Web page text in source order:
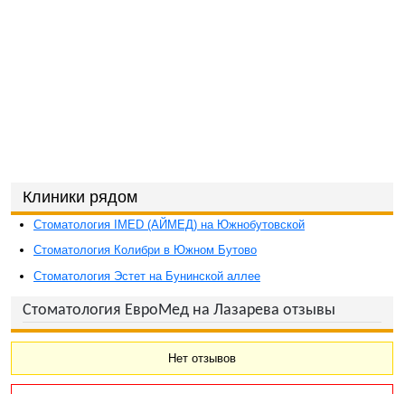
Клиники рядом
Стоматология IMED (АЙМЕД) на Южнобутовской
Стоматология Колибри в Южном Бутово
Стоматология Эстет на Бунинской аллее
Стоматология ЕвроМед на Лазарева отзывы
Нет отзывов